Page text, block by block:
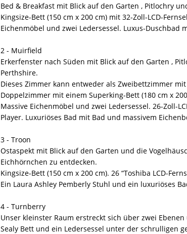
Bed & Breakfast mit Blick auf den Garten , Pitlochry
Kingsize-Bett (150 cm x 200 cm) mit 32-Zoll-LCD-
Eichenmöbel und zwei Ledersessel. Luxus-Duschbad
2 - Muirfield
Erkerfenster nach Süden mit Blick auf den Garten ,
Perthshire.
Dieses Zimmer kann entweder als Zweibettzimmer
Doppelzimmer mit einem Superking-Bett (180 cm x
Massive Eichenmöbel und zwei Ledersessel. 26-Zoll-
Player. Luxuriöses Bad mit Bad und massivem
3 - Troon
Ostaspekt mit Blick auf den Garten und die
Eichhörnchen zu entdecken.
Kingsize-Bett (150 cm x 200 cm). 26 “Toshiba LCD-
Ein Laura Ashley Pemberly Stuhl und ein luxuriöses
4 - Turnberry
Unser kleinster Raum erstreckt sich über zwei
Sealy Bett und ein Ledersessel unter der schrulligen